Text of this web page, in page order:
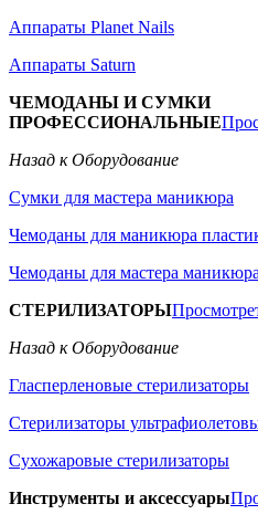
Аппараты Planet Nails
Аппараты Saturn
ЧЕМОДАНЫ И СУМКИ
ПРОФЕССИОНАЛЬНЫЕ
Назад к Оборудование
Сумки для мастера маникюра
Чемоданы для маникюра
Чемоданы для мастера маникюра
СТЕРИЛИЗАТОРЫ
Назад к Оборудование
Гласперленовые стерилизаторы
Стерилизаторы
Сухожаровые стерилизаторы
Инструменты и аксессуары